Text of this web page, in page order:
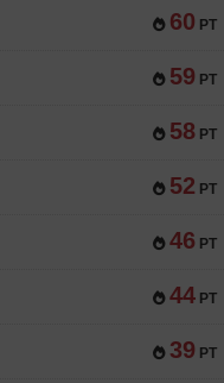
60 PT
59 PT
58 PT
52 PT
46 PT
44 PT
39 PT